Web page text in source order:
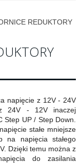
REDUKTORY
napięcie z 12V - 24V
z 24V - 12V inaczej
Step UP / Step Down.
stałe mniejsze
napięcia stałego
Dzięki temu można z
do zasilania